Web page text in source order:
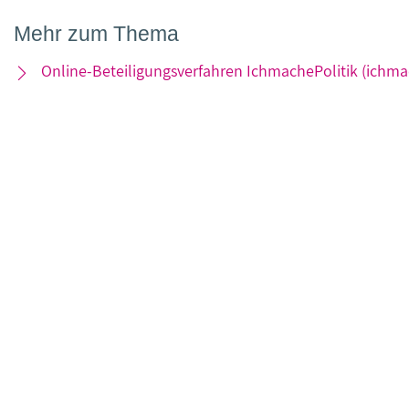
Mehr zum Thema
Online-Beteiligungsverfahren IchmachePolitik